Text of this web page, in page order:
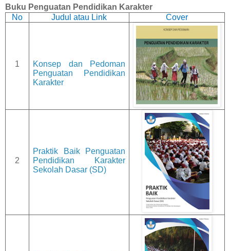
Buku Penguatan Pendidikan Karakter
No
Judul atau Link Cover
1
Konsep dan Pedoman
Penguatan Pendidikan
Karakter
2
Praktik Baik Penguatan
Pendidikan Karakter
Sekolah Dasar (SD)